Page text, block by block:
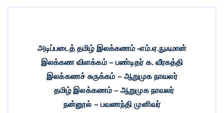
அடிப்படைத் தமிழ் இலக்கணம் -எம்.ஏ.நுஃமான்
இலக்கண விளக்கம் – பண்டிதர் க. வீரகத்தி
இலக்கணச் சுருக்கம் – ஆறுமுக நாவலர்
தமிழ் இலக்கணம் – ஆறுமுக நாவலர்
நன்னூல் – பவணந்தி முனிவர்